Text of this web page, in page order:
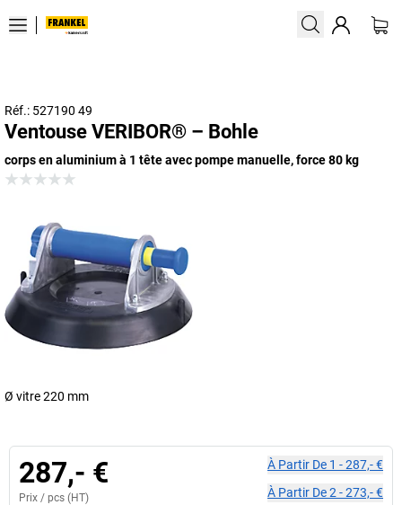
Réf.: 527190 49
Ventouse VERIBOR® – Bohle
corps en aluminium à 1 tête avec pompe manuelle, force 80 kg
Ø vitre 220 mm
287,- €
Prix / pcs (HT)
À Partir De 1 -287,- €
À Partir De2 -273,- €